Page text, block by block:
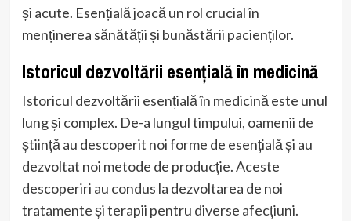
și acute. Esențială joacă un rol crucial în
menținerea sănătății și bunăstării pacienților.
Istoricul dezvoltării esențială în medicină
Istoricul dezvoltării esențială în medicină este unul
lung și complex. De-a lungul timpului, oamenii de
știință au descoperit noi forme de esențială și au
dezvoltat noi metode de producție. Aceste
descoperiri au condus la dezvoltarea de noi
tratamente și terapii pentru diverse afecțiuni.